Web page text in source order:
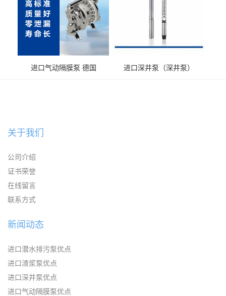
进口气动隔膜泵 德国
进口深井泵（深井泵）
关于我们
公司介绍
证书荣誉
在线留言
联系方式
新闻动态
进口潜水排污泵优点
进口渣浆泵优点
进口深井泵优点
进口气动隔膜泵优点